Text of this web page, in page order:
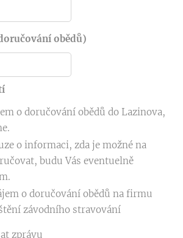
obědů)
o doručování obědů do Lazinova,
o informaci, zda je možné na
budu Vás eventuelně
o doručování obědů na firmu
závodního stravování
zprávu